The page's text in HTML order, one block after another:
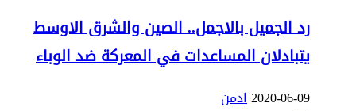
رد الجميل بالاجمل.. الصين والشرق الاوسط
يتبادلان المساعدات في المعركة ضد الوباء
2020-06-09ادمن